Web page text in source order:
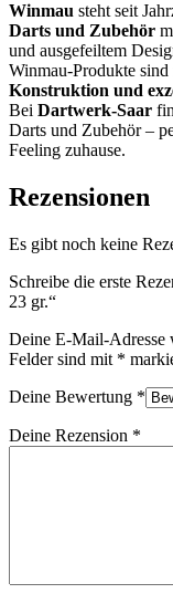
Winmau steht seit
Darts und Zubehör
und ausgefeiltem
Winmau-Produkte
Konstruktion und
Bei Dartwerk-Saar
Darts und Zubehör –
Feeling zuhause.
Rezensionen
Es gibt noch keine
Schreibe die erste
23 gr.“
Deine E-Mail-
Felder sind mit *
Deine Bewertung *
Deine Rezension *